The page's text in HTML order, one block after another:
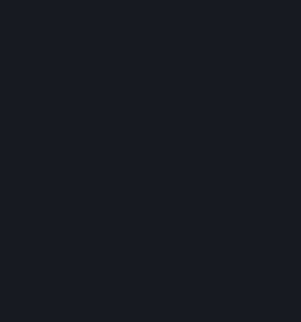
DLC που αγοράστηκε από το Κατάστημα
επιστραφεί μέσα σε δεκατέσσερις
περίπτωση που ο σχετικός τίτλος έχει
ώρες από την αγορά του DLC, εφόσον το
χρησιμοποιηθεί, τροποποιηθεί ή
μερικές περιπτώσεις, το Steam δεν
επιστροφή χρημάτων για κάποια DLC
DLC αυξάνει ανεπιστρεπτί το επίπεδο
Αυτές οι εξαιρέσεις θα φέρουν ευκρινώς
επιστρέψιμο» στη σελίδα του
Επιστροφή χρημάτων σε αγορές εντός
Το Steam προσφέρει επιστροφή
παιχνιδιού σε οποιονδήποτε από τους
από τη Valve μέσα σε 48 ώρες από την